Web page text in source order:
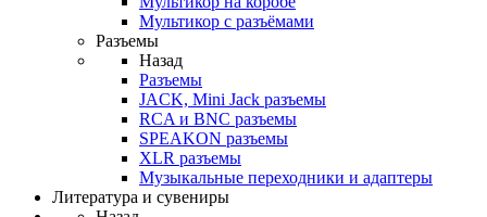
Мультикор с разъёмами
Разъемы
Назад
Разъемы
JACK, Mini Jack разъемы
RCA и BNC разъемы
SPEAKON разъемы
XLR разъемы
Музыкальные переходники и адаптеры
Литература и сувениры